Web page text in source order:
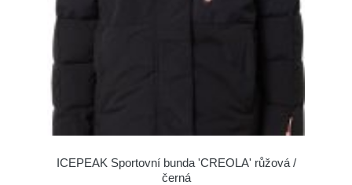
ICEPEAK Sportovní bunda 'CREOLA' růžová /
černá